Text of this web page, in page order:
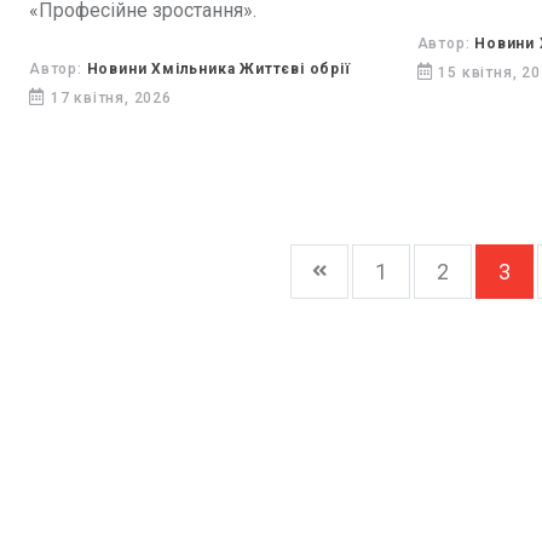
«Професійне зростання».
Автор: Новини Хмільника Життєві обрії
17 квітня, 2026
якій
про
Автор: Новини
15 квітня,
1 2 3